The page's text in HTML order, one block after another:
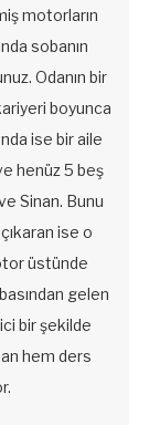
motorların
sobanın
Odanın bir
boyunca
ise bir aile
henüz 5 beş
Sinan. Bunu
ise o
üstünde
gelen
bir şekilde
hem ders